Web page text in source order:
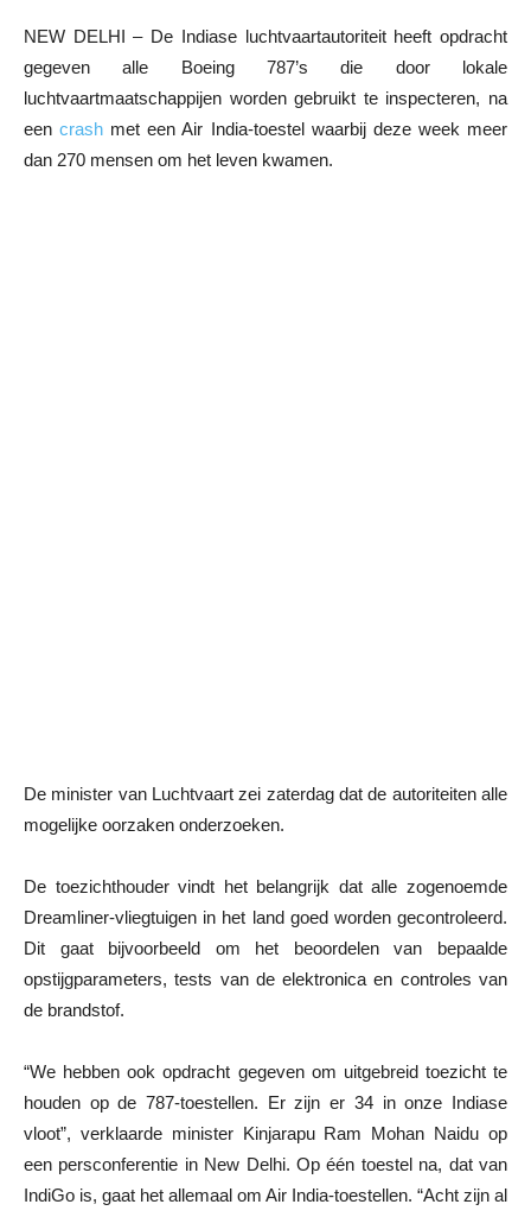
NEW DELHI – De Indiase luchtvaartautoriteit heeft opdracht
gegeven alle Boeing 787’s die door lokale
luchtvaartmaatschappijen worden gebruikt te inspecteren, na
eencrash met een Air India-toestel waarbij deze week meer
dan 270 mensen om het leven kwamen.
De minister van Luchtvaart zei zaterdag dat de autoriteiten alle
mogelijke oorzaken onderzoeken.
De toezichthouder vindt het belangrijk dat alle zogenoemde
Dreamliner-vliegtuigen in het land goed worden gecontroleerd.
Dit gaat bijvoorbeeld om het beoordelen van bepaalde
opstijgparameters, tests van de elektronica en controles van
de brandstof.
“We hebben ook opdracht gegeven om uitgebreid toezicht te
houden op de 787-toestellen. Er zijn er 34 in onze Indiase
vloot”, verklaarde minister Kinjarapu Ram Mohan Naidu op
een persconferentie in New Delhi. Op één toestel na, dat van
IndiGo is, gaat het allemaal om Air India-toestellen. “Acht zijn al